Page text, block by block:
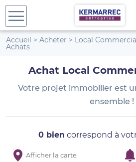
Accueil > Acheter > Local
Achats
Achat Local
Votre projet immobilier est
ensemble !
0 bien correspond à
Afficher la carte